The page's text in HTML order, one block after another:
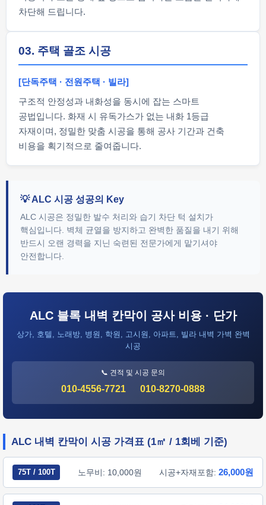
차단해 드립니다.
03. 주택 골조 시공
[단독주택 · 전원주택 · 빌라]
구조적 안정성과 내화성을 동시에 잡는 스마트
공법입니다. 화재 시 유독가스가 없는 내화 1등급
자재이며, 정밀한 맞춤 시공을 통해 공사 기간과 건축
비용을 획기적으로 줄여줍니다.
💡 ALC 시공 성공의 Key
ALC 시공은 정밀한 발수 처리와 습기 차단 턱 설치가
핵심입니다. 벽체 균열을 방지하고 완벽한 품질을 내기 위해
반드시 오랜 경력을 지닌 숙련된 전문가에게 맡기셔야
안전합니다.
ALC 블록 내벽 칸막이 공사 비용 · 단가
상가, 호텔, 노래방, 병원, 학원, 고시원, 아파트, 빌라 내벽 가벽 완벽
시공
📞 견적 및 시공 문의
010-4556-7721 010-8270-0888
ALC 내벽 칸막이 시공 가격표 (1㎡ / 1회베 기준)
75T / 100T 노무비: 10,000원 시공+자재포함: 26,000원